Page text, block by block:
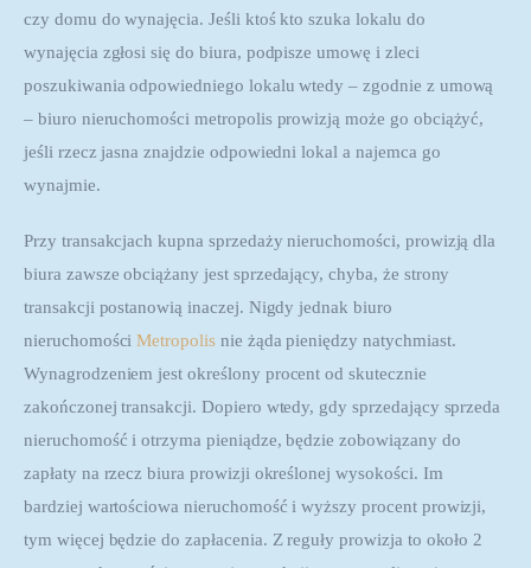
czy domu do wynajęcia. Jeśli ktoś kto szuka lokalu do
wynajęcia zgłosi się do biura, podpisze umowę i zleci
poszukiwania odpowiedniego lokalu wtedy – zgodnie z umową
– biuro nieruchomości metropolis prowizją może go obciążyć,
jeśli rzecz jasna znajdzie odpowiedni lokal a najemca go
wynajmie.
Przy transakcjach kupna sprzedaży nieruchomości, prowizją dla
biura zawsze obciążany jest sprzedający, chyba, że strony
transakcji postanowią inaczej. Nigdy jednak biuro
nieruchomości Metropolis nie żąda pieniędzy natychmiast.
Wynagrodzeniem jest określony procent od skutecznie
zakończonej transakcji. Dopiero wtedy, gdy sprzedający sprzeda
nieruchomość i otrzyma pieniądze, będzie zobowiązany do
zapłaty na rzecz biura prowizji określonej wysokości. Im
bardziej wartościowa nieruchomość i wyższy procent prowizji,
tym więcej będzie do zapłacenia. Z reguły prowizja to około 2